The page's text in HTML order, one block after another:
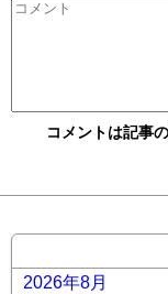
コメントは記事
2026年8月